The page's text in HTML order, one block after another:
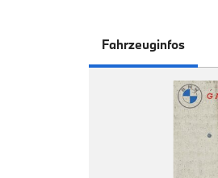
Fahrzeuginfos